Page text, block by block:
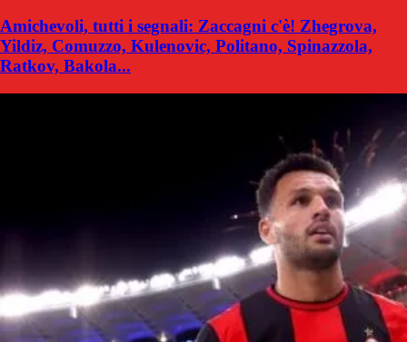
Amichevoli, tutti i segnali: Zaccagni c'è! Zhegrova,
Yildiz, Comuzzo, Kulenovic, Politano, Spinazzola,
Ratkov, Bakola...